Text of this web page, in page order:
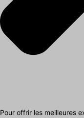
Pour offrir les meilleures